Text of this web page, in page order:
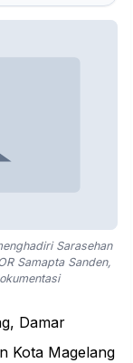
Sarasehan
Samapta Sanden,
, Damar
Kota Magelang